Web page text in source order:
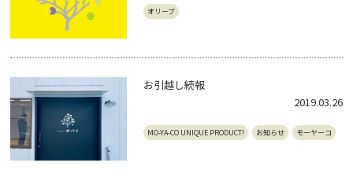
オリーブ
お引越し続報
2019.03.26
MO-YA-CO UNIQUE PRODUCT! お知らせ モーヤーコ